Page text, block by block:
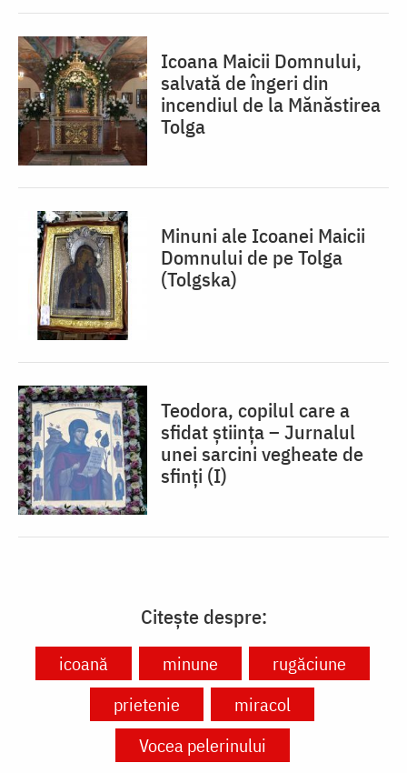
Icoana Maicii Domnului,
salvată de îngeri din
incendiul de la Mănăstirea
Tolga
Minuni ale Icoanei Maicii
Domnului de pe Tolga
(Tolgska)
Teodora, copilul care a
sfidat știința – Jurnalul
unei sarcini vegheate de
sfinți (I)
Citește despre:
icoană minune
rugăciune
prietenie
miracol
Vocea pelerinului